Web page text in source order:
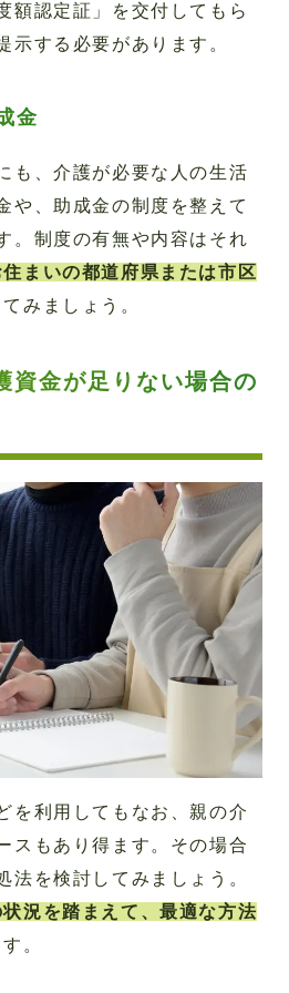
額認定証」を交付してもら
示する必要があります。
金
も、介護が必要な人の生活
や、助成金の制度を整えて
。制度の有無や内容はそれ
住まいの都道府県または市区
てみましょう。
資金が足りない場合の
を利用してもなお、親の介
スもあり得ます。その場合
法を検討してみましょう。
況を踏まえて、最適な方法
。